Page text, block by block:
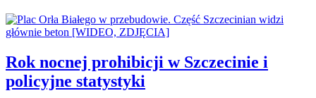
Rok nocnej prohibicji w Szczecinie i
policyjne statystyki